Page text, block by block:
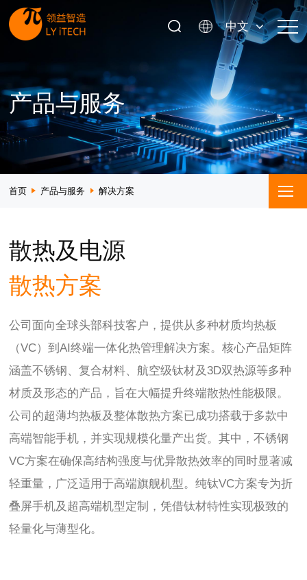
中文
产品与服务
首页 产品与服务 解决方案
散热及电源
散热方案
公司面向全球头部科技客户，提供从多种材质均热板
（VC）到AI终端一体化热管理解决方案。核心产品矩阵
涵盖不锈钢、复合材料、航空级钛材及3D双热源等多种
材质及形态的产品，旨在大幅提升终端散热性能极限。
公司的超薄均热板及整体散热方案已成功搭载于多款中
高端智能手机，并实现规模化量产出货。其中，不锈钢
VC方案在确保高结构强度与优异散热效率的同时显著减
轻重量，广泛适用于高端旗舰机型。纯钛VC方案专为折
叠屏手机及超高端机型定制，凭借钛材特性实现极致的
轻量化与薄型化。